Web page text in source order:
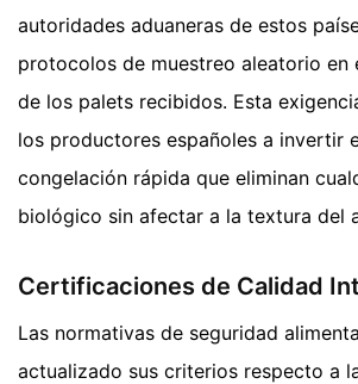
autoridades aduaneras de estos
protocolos de muestreo aleatorio en
de los palets recibidos. Esta
los productores españoles a invertir
congelación rápida que eliminan
biológico sin afectar a la textura del
Certificaciones de Calidad
Las normativas de seguridad
actualizado sus criterios respecto a